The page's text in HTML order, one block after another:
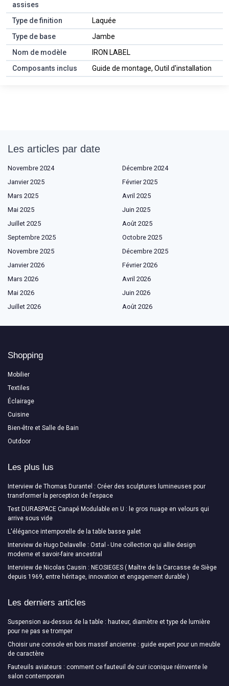
assises
Type de finition
Laquée
Type de base
Jambe
Nom de modèle
IRON LABEL
Composants inclus
Guide de montage, Outil d'installation
Les articles par date
Novembre 2024
Décembre 2024
Janvier 2025
Février 2025
Mars 2025
Avril 2025
Mai 2025
Juin 2025
Juillet 2025
Août 2025
Septembre 2025
Octobre 2025
Novembre 2025
Décembre 2025
Janvier 2026
Février 2026
Mars 2026
Avril 2026
Mai 2026
Juin 2026
Juillet 2026
Août 2026
Shopping
Mobilier
Textiles
Éclairage
Cuisine
Bien-être et Salle de Bain
Outdoor
Les plus lus
Interview de Thomas Durantel : Créer des sculptures lumineuses pour
transformer la perception de l’espace
Test DURASPACE Canapé Modulable en U : le gros nuage en velours qui
arrive sous vide
L'élégance intemporelle de la table basse galet
Interview de Hugo Delavelle : Ostal - Une collection qui allie design
moderne et savoir-faire ancestral
Interview de Nicolas Causin : NEOSIEGES ( Maître de la Carcasse de Siège
depuis 1969, entre héritage, innovation et engagement durable )
Les derniers articles
Suspension au-dessus de la table : hauteur, diamètre et type de lumière
pour ne pas se tromper
Choisir une console en bois massif ancienne : guide expert pour un meuble
de caractère
Fauteuils aviateurs : comment ce fauteuil de cuir iconique réinvente le
salon contemporain